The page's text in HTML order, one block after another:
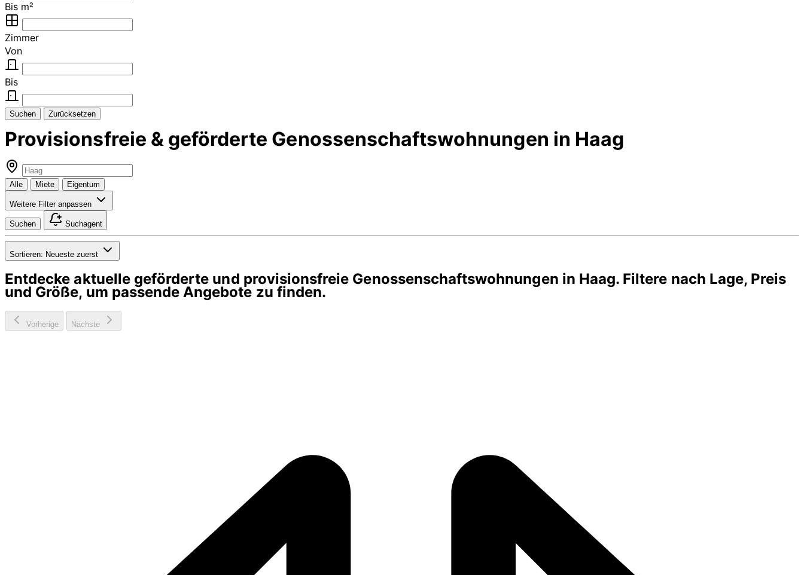
Bis m²
Zimmer
Von
Bis
Suchen Zurücksetzen
Provisionsfreie & geförderte Genossenschaftswohnungen in Haag
Alle Miete Eigentum
Weitere Filter anpassen
Suchen Suchagent
Sortieren: Neueste zuerst
Entdecke aktuelle geförderte und provisionsfreie Genossenschaftswohnungen in Haag. Filtere nach Lage, Preis
und Größe, um passende Angebote zu finden.
Vorherige Nächste